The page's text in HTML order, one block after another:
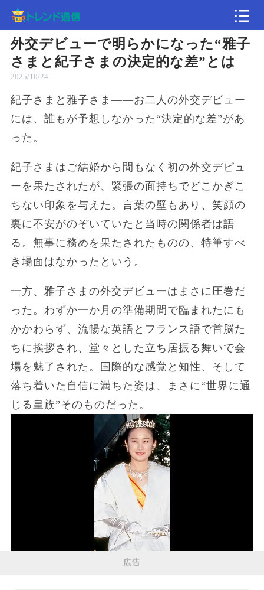
外交デビューで明らかになった“雅子
さまと紀子さまの決定的な差”とは
2025/10/24
紀子さまと雅子さま——お二人の外交デビュー
には、誰もが予想しなかった“決定的な差”があ
った。
紀子さまはご結婚から間もなく初の外交デビュ
ーを果たされたが、緊張の面持ちでどこかぎこ
ちない印象を与えた。言葉の壁もあり、笑顔の
裏に不安がのぞいていたと当時の関係者は語
る。無事に務めを果たされたものの、特筆すべ
き場面はなかったという。
一方、雅子さまの外交デビューはまさに圧巻だ
った。わずか一か月の準備期間で臨まれたにも
かかわらず、流暢な英語とフランス語で首脳た
ちに挨拶され、堂々とした立ち居振る舞いで会
場を魅了された。国際的な感覚と知性、そして
落ち着いた自信に満ちた姿は、まさに“世界に通
じる皇族”そのものだった。
広告
記事
速報